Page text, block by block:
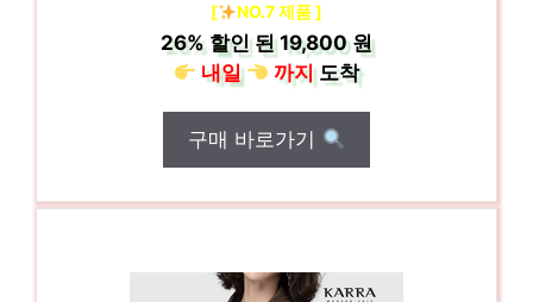
[ NO.7 제품 ]
26%할인 된19,800 원
내일
까지도착
구매 바로가기